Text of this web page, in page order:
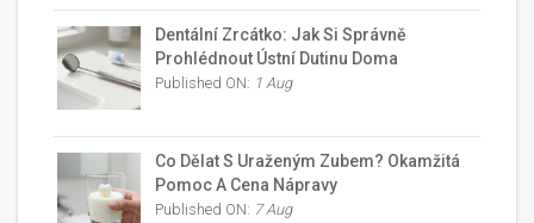
Dentální Zrcátko: Jak Si Správně
Prohlédnout Ústní Dutinu Doma
Published ON: 1 Aug
Co Dělat S Uraženým Zubem? Okamžitá
Pomoc A Cena Nápravy
Published ON: 7 Aug